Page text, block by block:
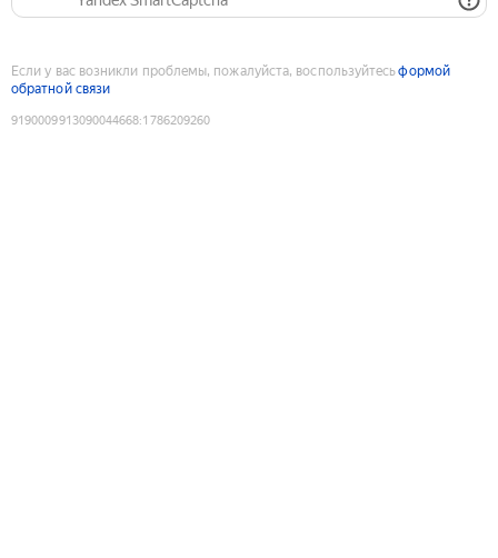
Если у вас возникли проблемы, пожалуйста, воспользуйтесьформой
обратной связи
9190009913090044668:1786209260